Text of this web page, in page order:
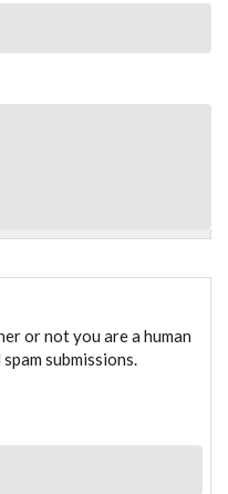
or not you are a human
submissions.